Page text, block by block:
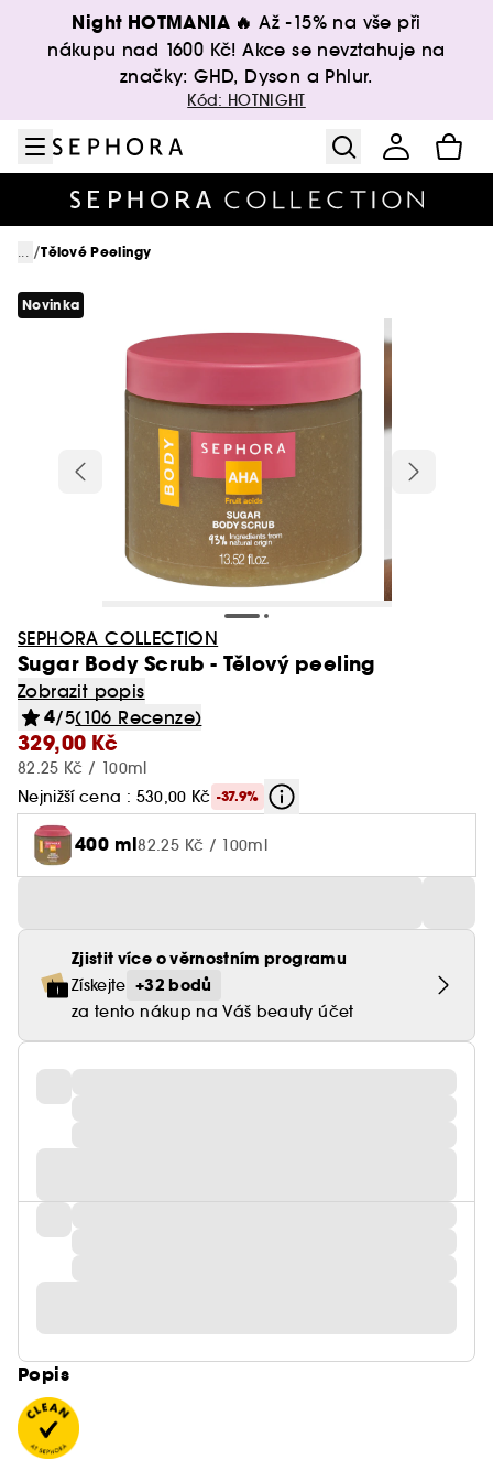
Přejít na menu
Přejít na hlavní obsah
Přejít na zápatí
Night HOTMANIA 🔥 Až -15% na vše při
nákupu nad 1600 Kč! Akce se nevztahuje na
značky: GHD, Dyson a Phlur.
Kód: HOTNIGHT
... /Tělové Peelingy
Novinka
SEPHORA COLLECTION
Sugar Body Scrub - Tělový peeling
Zobrazit popis
4/5(106 Recenze)
329,00 Kč
82.25 Kč / 100ml
Nejnižší cena : 530,00 Kč -37.9%
400 ml82.25 Kč / 100ml
Zjistit více o věrnostním programu
Získejte +32 bodů
za tento nákup na Váš beauty účet
Popis